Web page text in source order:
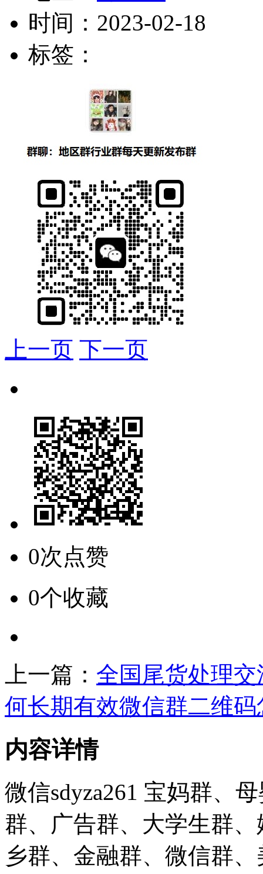
时间： 2023-02-18
标签：
上一页 下一页
0次点赞
0个收藏
上一篇： 全国尾货处理交
何长期有效微信群二维
内容详情
微信sdyza261 宝妈群、
群、广告群、大学生群
乡群、金融群、微信群